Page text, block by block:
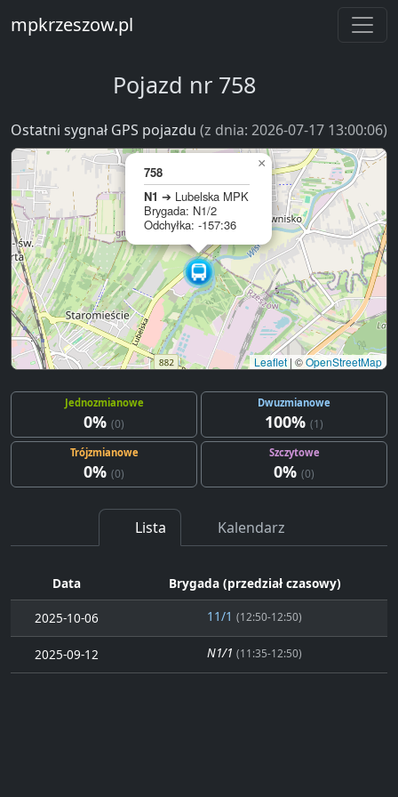
mpkrzeszow.pl
Pojazd nr 758
Ostatni sygnał GPS pojazdu (z dnia: 2026-07-17 13:00:06)
758
N1 ➔ Lubelska MPK
Brygada: N1/2
Odchyłka: -157:36
×
Leaflet | ©OpenStreetMap
Jednozmianowe
0% (0)
Dwuzmianowe
100% (1)
Trójzmianowe
0% (0)
Szczytowe
0% (0)
Lista Kalendarz
Data Brygada (przedział czasowy)
2025-10-06 11/1 (12:50-12:50)
2025-09-12 N1/1 (11:35-12:50)